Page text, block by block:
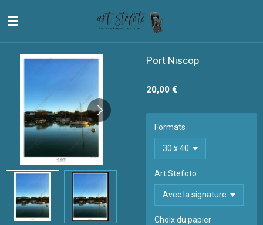
au
Port Niscop
20,00 €
Formats
Art Stefoto
Choix du papier